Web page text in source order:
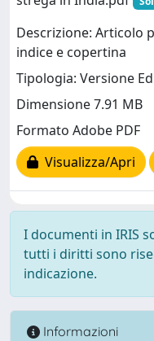
Descrizione: Articolo
indice e copertina
Tipologia: Versione
Dimensione 7.91 MB
Formato Adobe PDF
Visualizza/Apri
I documenti in IRIS
tutti i diritti sono
indicazione.
Informazioni